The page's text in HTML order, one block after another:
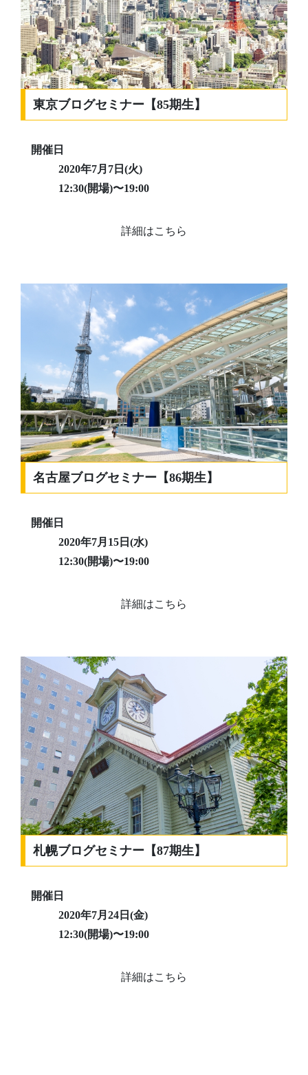
東京ブログセミナー【85期生】
開催日
2020年7月7日(火)
12:30(開場)〜19:00
詳細はこちら
名古屋ブログセミナー【86期生】
開催日
2020年7月15日(水)
12:30(開場)〜19:00
詳細はこちら
札幌ブログセミナー【87期生】
開催日
2020年7月24日(金)
12:30(開場)〜19:00
詳細はこちら